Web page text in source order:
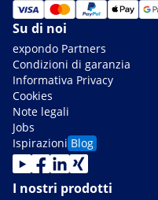
Su di noi
expondo Partners
Condizioni di garanzia
Informativa Privacy
Cookies
Note legali
Jobs
Ispirazioni Blog
I nostri prodotti